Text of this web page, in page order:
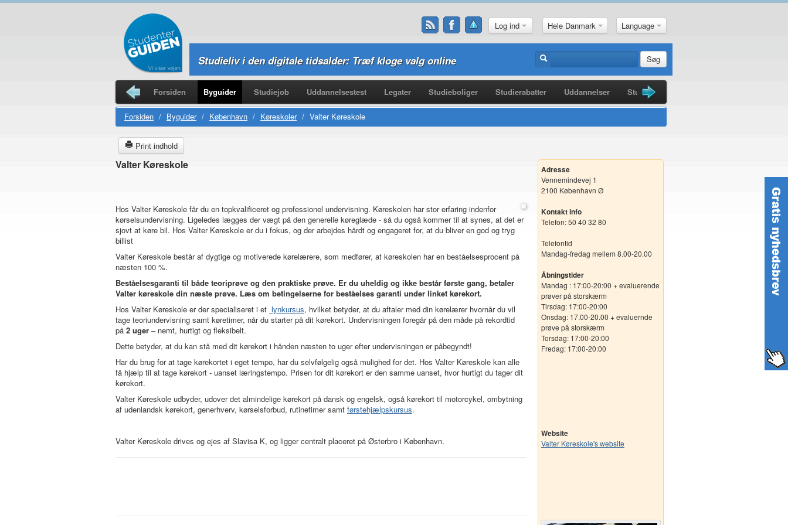
Log ind Hele Danmark Language
Studieliv i den digitale tidsalder: Træf kloge valg online Søg
Forsiden Byguider Studiejob Uddannelsestest Legater Studieboliger Studierabatter Uddannelser Studiebøger
Studierejser
Forsiden / Byguider / København / Køreskoler / Valter Køreskole
Print indhold
Valter Køreskole
Hos Valter Køreskole får du en topkvalificeret og professionel undervisning. Køreskolen har stor erfaring indenfor
kørselsundervisning. Ligeledes lægges der vægt på den generelle køreglæde - så du også kommer til at synes, at det er
sjovt at køre bil. Hos Valter Køreskole er du i fokus, og der arbejdes hårdt og engageret for, at du bliver en god og tryg
billist
Valter Køreskole består af dygtige og motiverede kørelærere, som medfører, at køreskolen har en beståelsesprocent på
næsten 100 %.
Beståelsesgaranti til både teoriprøve og den praktiske prøve. Er du uheldig og ikke består første gang, betaler
Valter køreskole din næste prøve. Læs om betingelserne for beståelses garanti under linket kørekort.
Hos Valter Køreskole er der specialiseret i et lynkursus, hvilket betyder, at du aftaler med din kørelærer hvornår du vil
tage teoriundervisning samt køretimer, når du starter på dit kørekort. Undervisningen foregår på den måde på rekordtid
på 2 uger – nemt, hurtigt og fleksibelt.
Dette betyder, at du kan stå med dit kørekort i hånden næsten to uger efter undervisningen er påbegyndt!
Har du brug for at tage kørekortet i eget tempo, har du selvfølgelig også mulighed for det. Hos Valter Køreskole kan alle
få hjælp til at tage kørekort - uanset læringstempo. Prisen for dit kørekort er den samme uanset, hvor hurtigt du tager dit
kørekort.
Valter Køreskole udbyder, udover det almindelige kørekort på dansk og engelsk, også kørekort til motorcykel, ombytning
af udenlandsk kørekort, generhverv, kørselsforbud, rutinetimer samt førstehjælpskursus.
Valter Køreskole drives og ejes af Slavisa K, og ligger centralt placeret på Østerbro i København.
Adresse
Vennemindevej 1
2100 København Ø
Kontakt info
Telefon: 50 40 32 80
Telefontid
Mandag-fredag mellem 8.00-20.00
Åbningstider
Mandag : 17:00-20:00 + evaluerende
prøver på storskærm
Tirsdag: 17:00-20:00
Onsdag: 17.00-20.00 + evaluernde
prøve på storskærm
Torsdag: 17:00-20:00
Fredag: 17:00-20:00
Website
Valter Køreskole's website